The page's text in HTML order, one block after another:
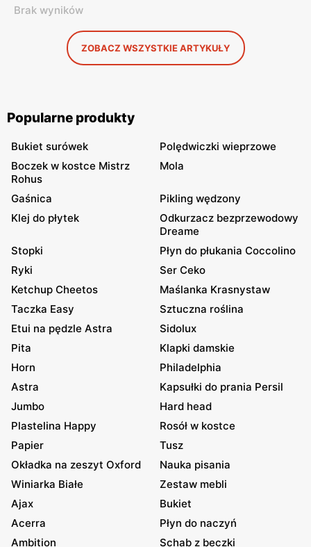
Brak wyników
ZOBACZ WSZYSTKIE ARTYKUŁY
Popularne produkty
Bukiet surówek
Polędwiczki wieprzowe
Boczek w kostce Mistrz
Rohus
Mola
Gaśnica
Pikling wędzony
Klej do płytek
Odkurzacz bezprzewodowy
Dreame
Stopki
Płyn do płukania Coccolino
Ryki
Ser Ceko
Ketchup Cheetos
Maślanka Krasnystaw
Taczka Easy
Sztuczna roślina
Etui na pędzle Astra
Sidolux
Pita
Klapki damskie
Horn
Philadelphia
Astra
Kapsułki do prania Persil
Jumbo
Hard head
Plastelina Happy
Rosół w kostce
Papier
Tusz
Okładka na zeszyt Oxford
Nauka pisania
Winiarka Białe
Zestaw mebli
Ajax
Bukiet
Acerra
Płyn do naczyń
Ambition
Schab z beczki